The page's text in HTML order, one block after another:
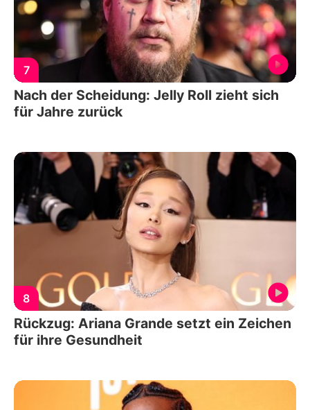
7
Nach der Scheidung: Jelly Roll zieht sich
für Jahre zurück
8
Rückzug: Ariana Grande setzt ein Zeichen
für ihre Gesundheit